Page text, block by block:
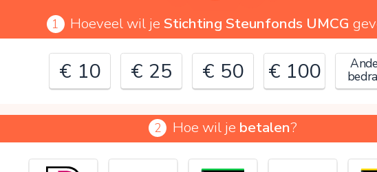
1 Hoeveel wil je Stichting Steunfonds UMCG
€ 10 € 25 € 50 € 100
€
2 Hoe wil je betalen?